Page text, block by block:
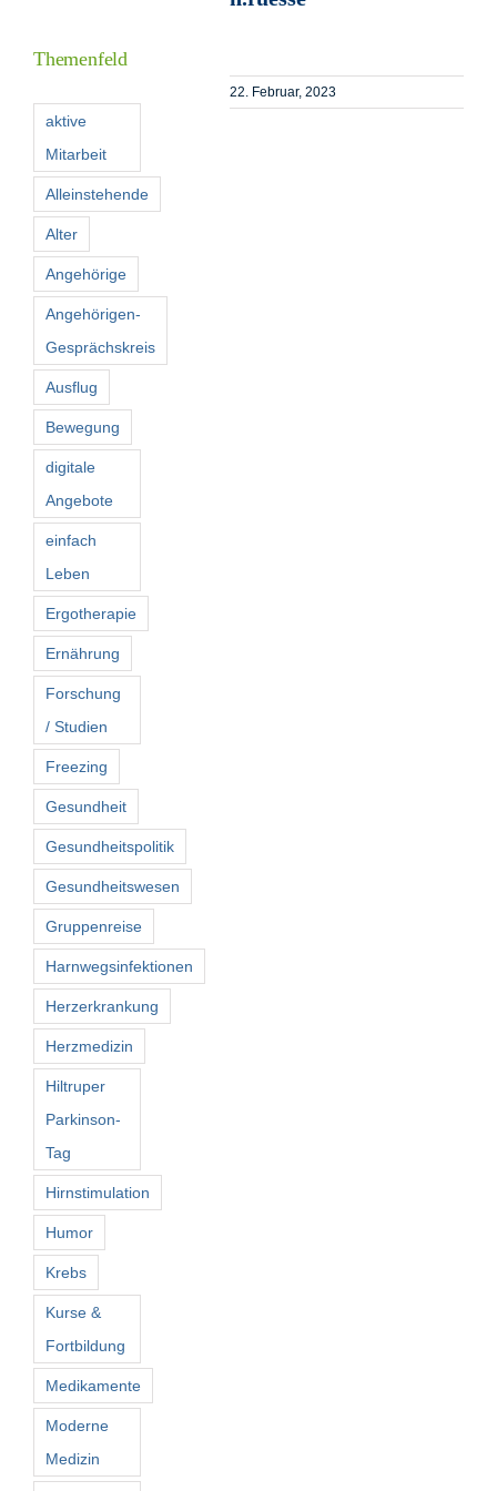
22. Februar, 2023
Themenfeld
aktive
Mitarbeit
Alleinstehende
Alter
Angehörige
Angehörigen-
Gesprächskreis
Ausflug
Bewegung
digitale
Angebote
einfach
Leben
Ergotherapie
Ernährung
Forschung
/ Studien
Freezing
Gesundheit
Gesundheitspolitik
Gesundheitswesen
Gruppenreise
Harnwegsinfektionen
Herzerkrankung
Herzmedizin
Hiltruper
Parkinson-
Tag
Hirnstimulation
Humor
Krebs
Kurse &
Fortbildung
Medikamente
Moderne
Medizin